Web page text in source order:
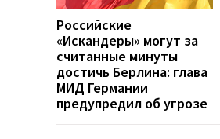
Российские
«Искандеры» могут за
считанные минуты
достичь Берлина: глава
МИД Германии
предупредил об угрозе